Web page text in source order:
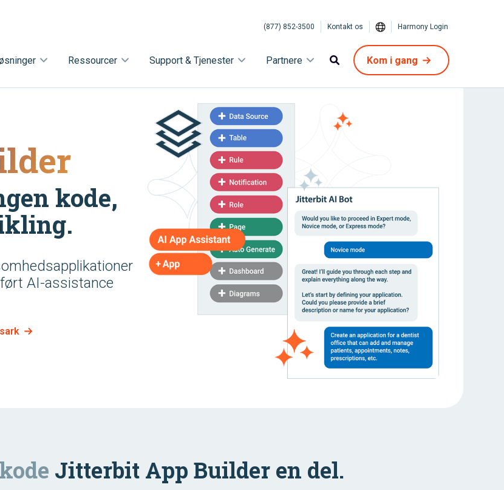
(877) 852-3500 Kontakt os Harmony Login
Ressourcer Support & Tjenester Partnere Kom i gang
kode,
AI-assistance
Jitterbit App Builder en del.